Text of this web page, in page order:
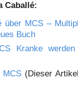
Caballé:
über MCS –
Buch
Kranke werden
MCS (Dieser